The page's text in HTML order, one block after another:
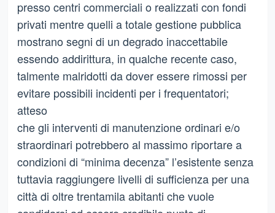
presso centri commerciali o realizzati con fondi
privati mentre quelli a totale gestione pubblica
mostrano segni di un degrado inaccettabile
essendo addirittura, in qualche recente caso,
talmente malridotti da dover essere rimossi per
evitare possibili incidenti per i frequentatori;
atteso
che gli interventi di manutenzione ordinari e/o
straordinari potrebbero al massimo riportare a
condizioni di “minima decenza” l’esistente senza
tuttavia raggiungere livelli di sufficienza per una
città di oltre trentamila abitanti che vuole